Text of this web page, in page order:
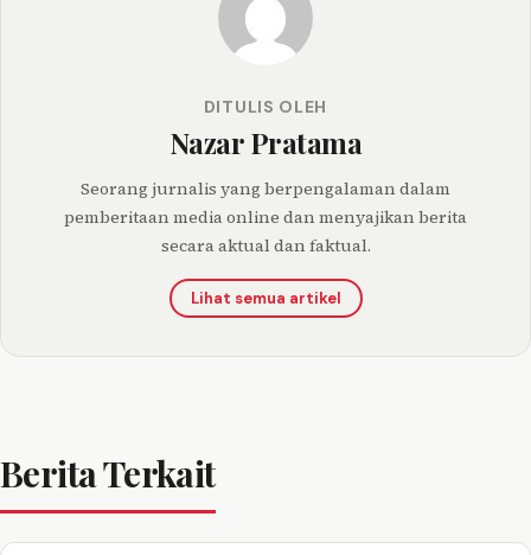
DITULIS OLEH
Nazar Pratama
Seorang jurnalis yang berpengalaman dalam
pemberitaan media online dan menyajikan berita
secara aktual dan faktual.
Lihat semua artikel
Berita Terkait